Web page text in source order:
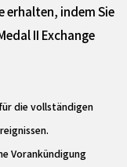
erhalten, indem Sie
II Exchange
die vollständigen
Vorankündigung